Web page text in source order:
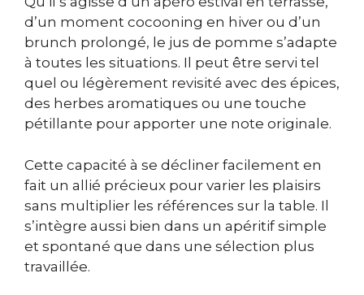
d’un moment cocooning en hiver ou d’un
brunch prolongé, le jus de pomme s’adapte
à toutes les situations. Il peut être servi tel
quel ou légèrement revisité avec des épices,
des herbes aromatiques ou une touche
pétillante pour apporter une note originale.
Cette capacité à se décliner facilement en
fait un allié précieux pour varier les plaisirs
sans multiplier les références sur la table. Il
s’intègre aussi bien dans un apéritif simple
et spontané que dans une sélection plus
travaillée.